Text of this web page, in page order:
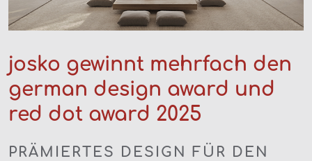
josko gewinnt mehrfach den
german design award und
red dot award 2025
PRÄMIERTES DESIGN FÜR DEN